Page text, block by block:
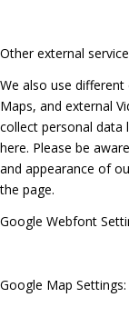
Other external
We also use
Maps, and external
collect personal data
here. Please be
and appearance of
the page.
Google Webfont
Google Map Settings: